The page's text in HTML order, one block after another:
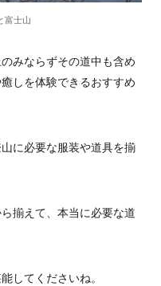
富士山
みならずその道中も含め
しを体験できるおすすめ
に必要な服装や道具を揃
揃えて、本当に必要な道
してくださいね。